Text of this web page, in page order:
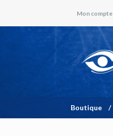
Mon compte
Boutique /